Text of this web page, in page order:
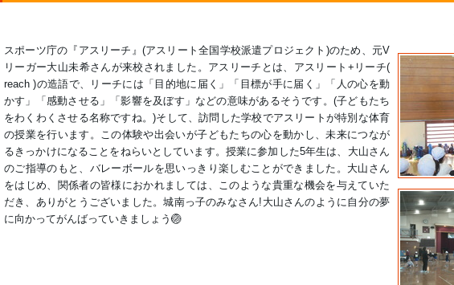
スポーツ庁の『アスリーチ』(アスリート全国学校派遣プロジェクト)のため、元V
リーガー大山未希さんが来校されました。アスリーチとは、 アスリート+リーチ(
reach )の造語で、リーチには「目的地に届く」「目標が手に届く」「人の心を動
かす」「感動させる」「影響を及ぼす」などの意味があるそうです。(子どもたち
をわくわくさせる名称ですね。)そして、訪問した学校でアスリートが特別な体育
の授業を行います。この体験や出会いが子どもたちの心を動かし、未来につなが
るきっかけになることをねらいとしています。授業に参加した5年生は、大山さん
のご指導のもと、バレーボールを思いっきり楽しむことができました。大山さん
をはじめ、関係者の皆様におかれましては、このような貴重な機会を与えていた
だき、ありがとうございました。城南っ子のみなさん!大山さんのように自分の夢
に向かってがんばっていきましょう🏐